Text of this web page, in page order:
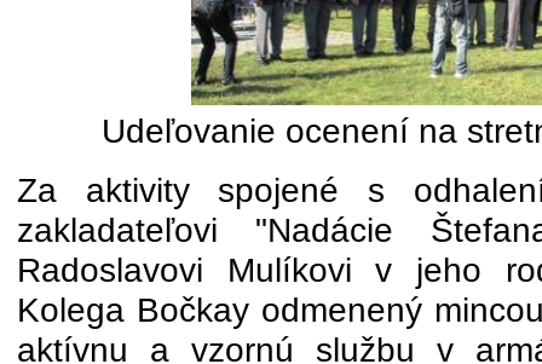
Udeľovanie ocenení na
Za aktivity spojené s
zakladateľovi "Nadácie
Radoslavovi Mulíkovi v jeho
Kolega Bočkay odmenený
aktívnu a vzornú službu v